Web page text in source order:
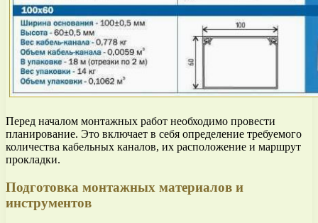
Перед началом монтажных работ необходимо провести
планирование. Это включает в себя определение требуемого
количества кабельных каналов, их расположение и маршрут
прокладки.
Подготовка монтажных материалов и
инструментов